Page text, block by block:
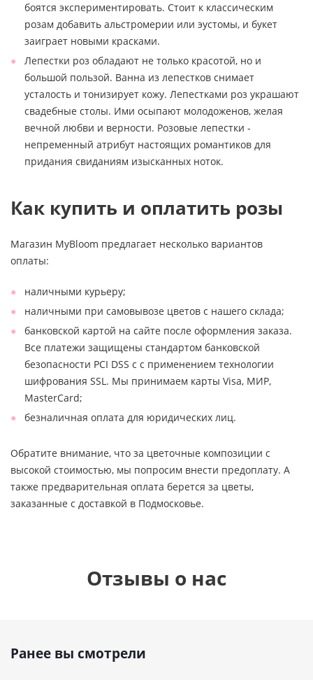
боятся экспериментировать. Стоит к классическим
розам добавить альстромерии или эустомы, и букет
заиграет новыми красками.
Лепестки роз обладают не только красотой, но и
большой пользой. Ванна из лепестков снимает
усталость и тонизирует кожу. Лепестками роз украшают
свадебные столы. Ими осыпают молодоженов, желая
вечной любви и верности. Розовые лепестки -
непременный атрибут настоящих романтиков для
придания свиданиям изысканных ноток.
Как купить и оплатить розы
Магазин MyBloom предлагает несколько вариантов
оплаты:
наличными курьеру;
наличными при самовывозе цветов с нашего склада;
банковской картой на сайте после оформления заказа.
Все платежи защищены стандартом банковской
безопасности PCI DSS с с применением технологии
шифрования SSL. Мы принимаем карты Visa, МИР,
MasterCard;
безналичная оплата для юридических лиц.
Обратите внимание, что за цветочные композиции с
высокой стоимостью, мы попросим внести предоплату. А
также предварительная оплата берется за цветы,
заказанные с доставкой в Подмосковье.
Отзывы о нас
Ранее вы смотрели